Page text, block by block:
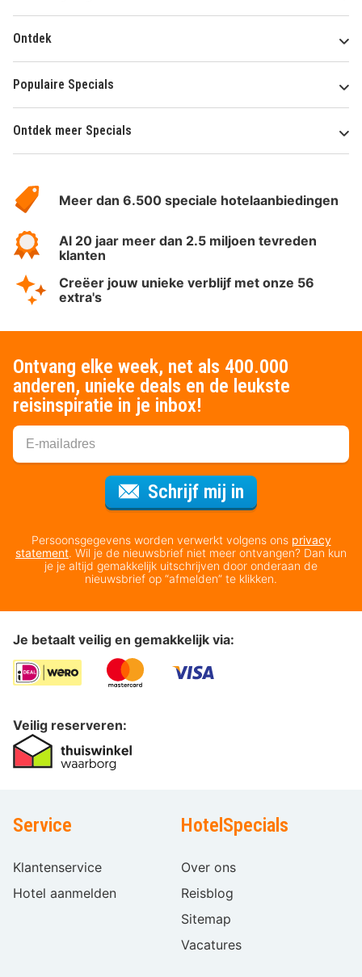
Ontdek
Populaire Specials
Ontdek meer Specials
HotelSpecials
Meer dan 6.500 speciale hotelaanbiedingen
Al 20 jaar meer dan 2.5 miljoen tevreden
klanten
Creëer jouw unieke verblijf met onze 56
extra's
Ontvang elke week, net als 400.000
anderen, unieke deals en de leukste
reisinspiratie in je inbox!
Schrijf mij in
Persoonsgegevens worden verwerkt volgens ons privacy
statement. Wil je de nieuwsbrief niet meer ontvangen? Dan kun
je je altijd gemakkelijk uitschrijven door onderaan de
nieuwsbrief op “afmelden” te klikken.
Je betaalt veilig en gemakkelijk via:
Veilig reserveren:
Service
Klantenservice
Hotel aanmelden
HotelSpecials
Over ons
Reisblog
Sitemap
Vacatures